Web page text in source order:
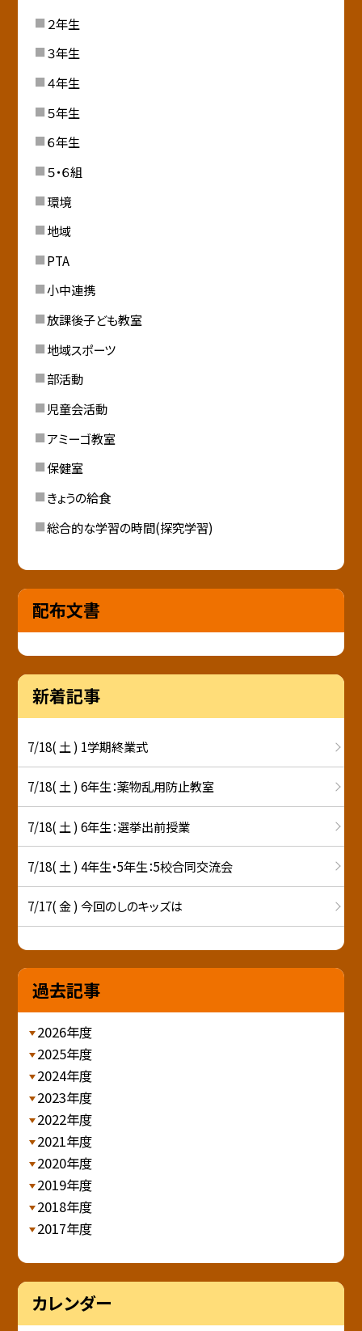
２年生
３年生
４年生
５年生
６年生
５・６組
環境
地域
PTA
小中連携
放課後子ども教室
地域スポーツ
部活動
児童会活動
アミーゴ教室
保健室
きょうの給食
総合的な学習の時間(探究学習)
配布文書
新着記事
7/18( 土 ) 1学期終業式
7/18( 土 ) 6年生：薬物乱用防止教室
7/18( 土 ) 6年生：選挙出前授業
7/18( 土 ) 4年生・5年生：5校合同交流会
7/17( 金 ) 今回のしのキッズは
過去記事
2026年度
2025年度
2024年度
2023年度
2022年度
2021年度
2020年度
2019年度
2018年度
2017年度
カレンダー